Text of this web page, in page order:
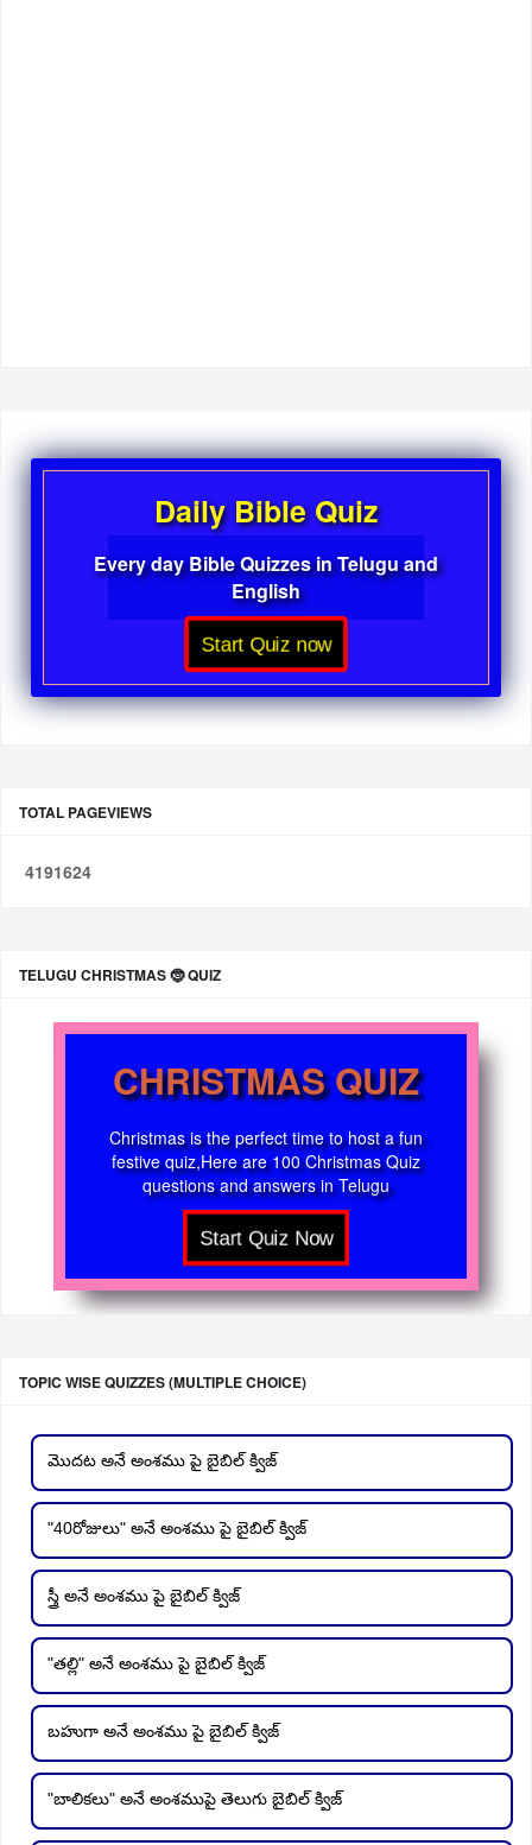
Daily Bible Quiz
Every day Bible Quizzes in Telugu and
English
Start Quiz now
TOTAL PAGEVIEWS
4191624
TELUGU CHRISTMAS 🤶 QUIZ
CHRISTMAS QUIZ
Christmas is the perfect time to host a fun
festive quiz,Here are 100 Christmas Quiz
questions and answers in Telugu
TOPIC WISE QUIZZES (MULTIPLE CHOICE)
మొదట అనే అంశము పై బైబిల్ క్విజ్
"40రోజులు" అనే అంశము పై బైబిల్ క్విజ్
స్త్రీ అనే అంశము పై బైబిల్ క్విజ్
"తల్లి" అనే అంశము పై బైబిల్ క్విజ్
బహుగా అనే అంశము పై బైబిల్ క్విజ్
"బాలికలు" అనే అంశముపై తెలుగు బైబిల్ క్విజ్